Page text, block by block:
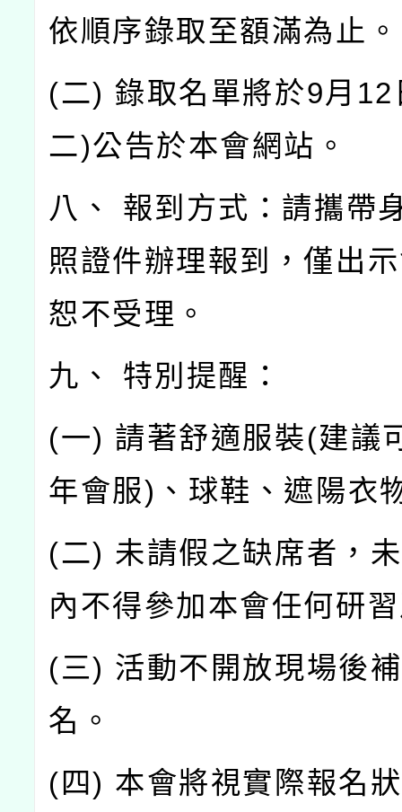
依順序錄取至額滿為止。
(二) 錄取名單將於9月
二)公告於本會網站。
八、 報到方式：請攜帶
照證件辦理報到，僅出
恕不受理。
九、 特別提醒：
(一) 請著舒適服裝(建議
年會服)、球鞋、遮陽衣
(二) 未請假之缺席者，
內不得參加本會任何研
(三) 活動不開放現場後
名。
(四) 本會將視實際報名